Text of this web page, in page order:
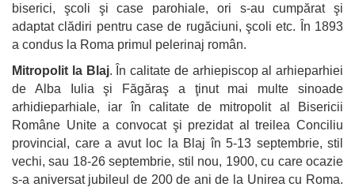
biserici, şcoli şi case parohiale, ori s-au cumpărat şi
adaptat clădiri pentru case de rugăciuni, şcoli etc. În 1893
a condus la Roma primul pelerinaj român.
Mitropolit la Blaj. În calitate de arhiepiscop al arhieparhiei
de Alba Iulia şi Făgăraş a ţinut mai multe sinoade
arhidieparhiale, iar în calitate de mitropolit al Bisericii
Române Unite a convocat şi prezidat al treilea Conciliu
provincial, care a avut loc la Blaj în 5-13 septembrie, stil
vechi, sau 18-26 septembrie, stil nou, 1900, cu care ocazie
s-a aniversat jubileul de 200 de ani de la Unirea cu Roma.